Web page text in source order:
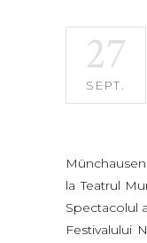
27
SEPT.
la Teatrul
Spectacolul
Festivalului